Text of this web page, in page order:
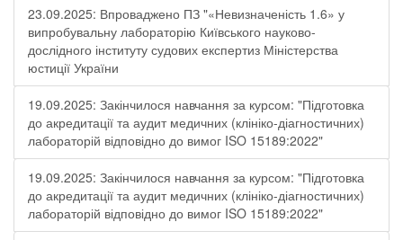
23.09.2025: Впроваджено ПЗ "«Невизначеність 1.6» у
випробувальну лабораторію Київського науково-
дослідного інституту судових експертиз Міністерства
юстиції України
19.09.2025: Закінчилося навчання за курсом: "Підготовка
до акредитації та аудит медичних (клініко-діагностичних)
лабораторій відповідно до вимог ISO 15189:2022"
19.09.2025: Закінчилося навчання за курсом: "Підготовка
до акредитації та аудит медичних (клініко-діагностичних)
лабораторій відповідно до вимог ISO 15189:2022"